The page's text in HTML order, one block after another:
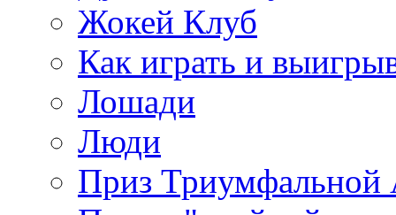
Жокей Клуб
Как играть и
Лошади
Люди
Приз Триумфальной